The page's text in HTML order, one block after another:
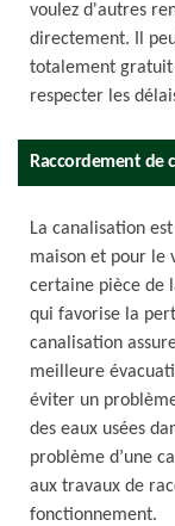
voulez d'autres
directement. Il
totalement gratuit
respecter les
Raccordement de
La canalisation
maison et pour le
certaine pièce de
qui favorise la
canalisation
meilleure
éviter un
des eaux usées
problème d’une
aux travaux de
fonctionnement.